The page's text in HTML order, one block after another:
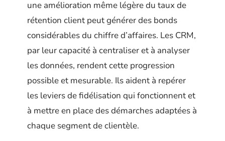
une amélioration même légère du taux de
rétention client peut générer des bonds
considérables du chiffre d’affaires. Les CRM,
par leur capacité à centraliser et à analyser
les données, rendent cette progression
possible et mesurable. Ils aident à repérer
les leviers de fidélisation qui fonctionnent et
à mettre en place des démarches adaptées à
chaque segment de clientèle.